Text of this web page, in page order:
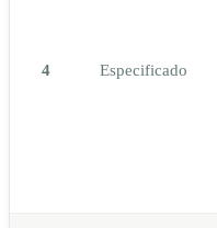
4 Especificado